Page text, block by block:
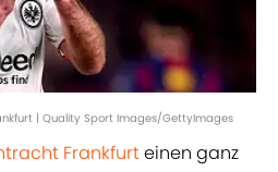
| Quality Sport Images/GettyImages
Frankfurteinen ganz